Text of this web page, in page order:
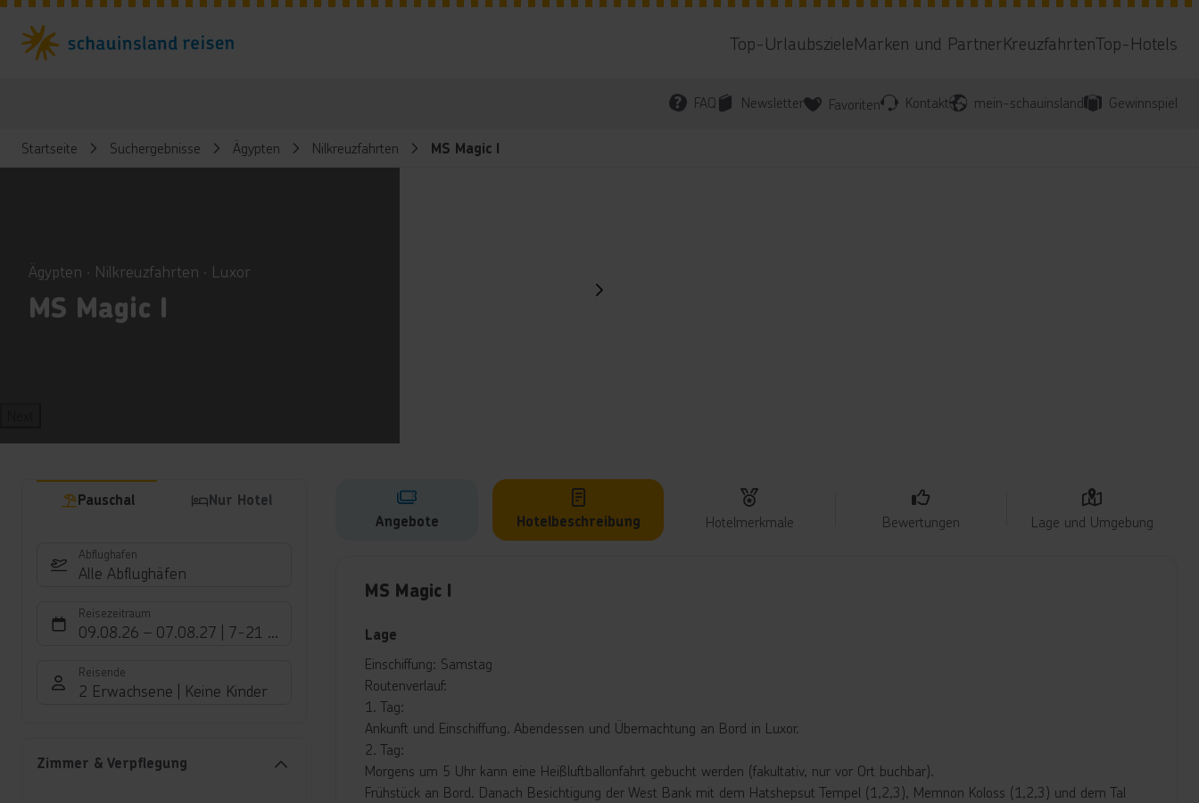
Top-UrlaubszieleMarken und PartnerKreuzfahrtenTop-Hotels
FAQ Newsletter Favoriten Kontakt mein-schauinsland Gewinnspiel
Startseite Suchergebnisse Ägypten Nilkreuzfahrten MS Magic I
Ägypten ∙ Nilkreuzfahrten ∙ Luxor
MS Magic I
Pauschal Nur Hotel
Abflughafen
Alle Abflughäfen
Reisezeitraum
09.08.26 – 07.08.27 7-21 Nächte
Reisende
2 Erwachsene Keine Kinder
Zimmer & Verpflegung
Angebote Hotelbeschreibung Hotelmerkmale Bewertungen Lage und Umgebung
MS Magic I
Lage
Einschiffung: Samstag
Routenverlauf:
1. Tag:
Ankunft und Einschiffung. Abendessen und Übernachtung an Bord in Luxor.
2. Tag:
Morgens um 5 Uhr kann eine Heißluftballonfahrt gebucht werden (fakultativ, nur vor Ort buchbar).
Frühstück an Bord. Danach Besichtigung der West Bank mit dem Hatshepsut Tempel (1,2,3), Memnon Koloss (1,2,3) und dem Tal